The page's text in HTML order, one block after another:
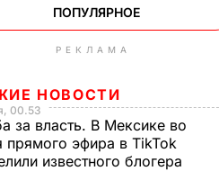
ПОПУЛЯРНОЕ
РЕКЛАМА
НОВОСТИ
00.53
за власть. В Мексике во
прямого эфира в TikTok
известного блогера